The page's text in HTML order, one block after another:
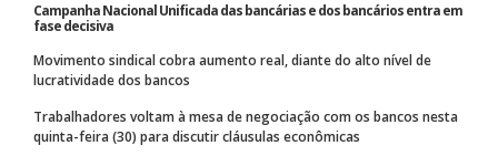
Campanha Nacional Unificada das bancárias e dos bancários entra em
fase decisiva
Movimento sindical cobra aumento real, diante do alto nível de
lucratividade dos bancos
Trabalhadores voltam à mesa de negociação com os bancos nesta
quinta-feira (30) para discutir cláusulas econômicas